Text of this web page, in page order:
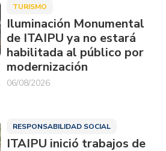
TURISMO
Iluminación Monumental
de ITAIPU ya no estará
habilitada al público por
modernización
06/08/2026
RESPONSABILIDAD SOCIAL
ITAIPU inició trabajos de